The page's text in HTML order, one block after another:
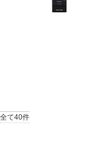
全て40件